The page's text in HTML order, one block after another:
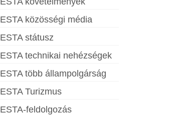
ESTA közösségi média
ESTA státusz
ESTA technikai nehézségek
ESTA több állampolgárság
ESTA Turizmus
ESTA-feldolgozás